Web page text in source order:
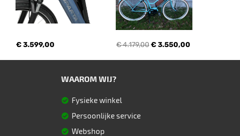
€ 3.599,00 € 4.179,00€ 3.550,00
WAAROM WIJ?
Fysieke winkel
Persoonlijke service
Webshop